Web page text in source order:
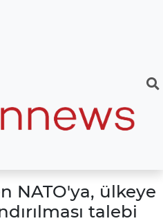
NATO'ya, ülkeye
talebi